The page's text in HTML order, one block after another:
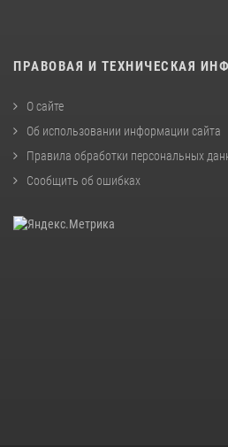
ПРАВОВАЯ И ТЕХНИЧЕСКАЯ
О сайте
Об использовании информации сайта
Правила обработки персональных
Сообщить об ошибках